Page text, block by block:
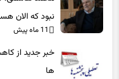
نبود که الان
بهتر بود
11 ماه پیش
خبر جدید از
ها